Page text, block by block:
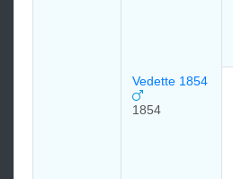
Vedette 1854
1854